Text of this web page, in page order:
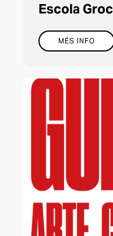
Escola Groc
MÉS INFO